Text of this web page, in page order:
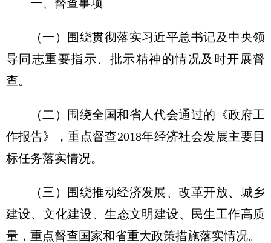
一、督查事项
（一）围绕贯彻落实习近平总书记及中央领
导同志重要指示、批示精神的情况及时开展督
查。
（二）围绕全国和省人代会通过的《政府工
作报告》，重点督查2018年经济社会发展主要目
标任务落实情况。
（三）围绕推动经济发展、改革开放、城乡
建设、文化建设、生态文明建设、民生工作高质
量，重点督查国家和省重大政策措施落实情况。